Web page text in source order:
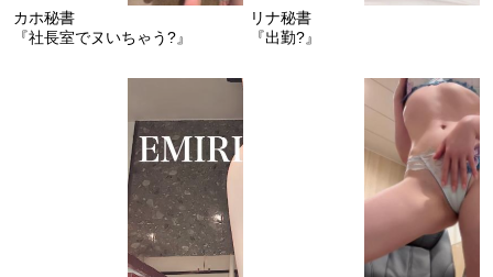
カホ秘書
『社長室でヌいちゃう?』
リナ秘書
『出勤?』